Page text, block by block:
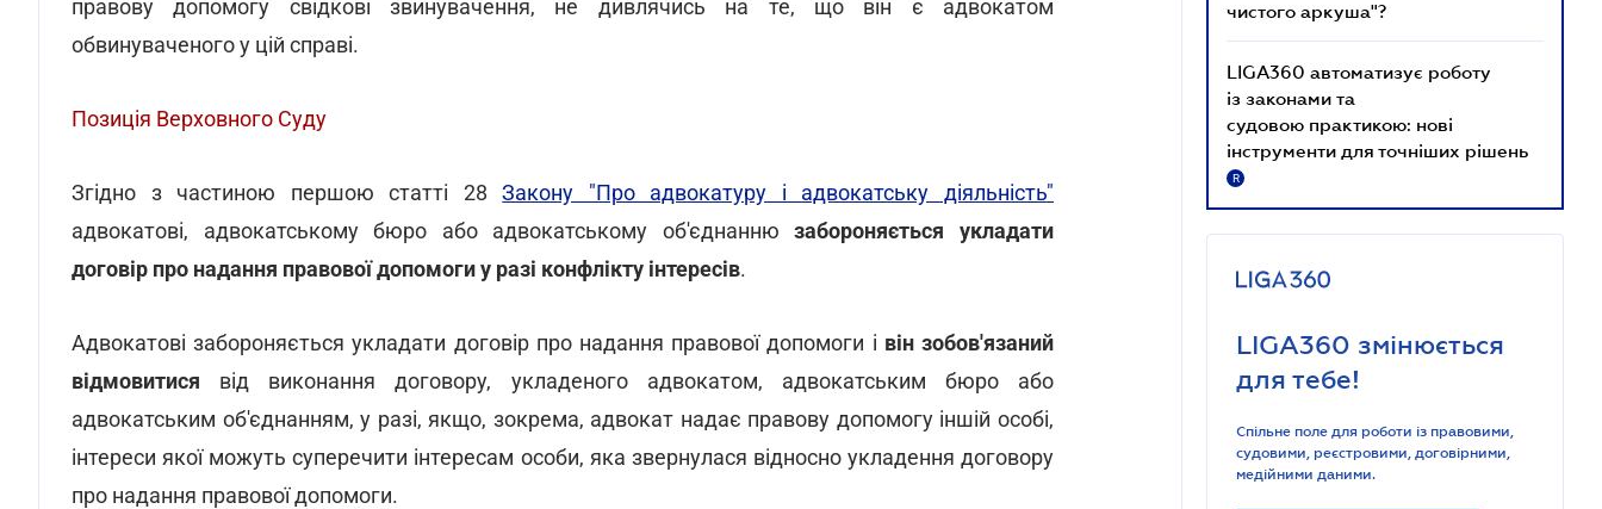
правову допомогу свідкові звинувачення, не дивлячись на те, що він є адвокатом
обвинуваченого у цій справі.
Позиція Верховного Суду
Згідно з частиною першою статті 28Закону "Про адвокатуру і адвокатську діяльність"
адвокатові, адвокатському бюро або адвокатському об'єднаннюзабороняється укладати
договір про надання правової допомоги у разі конфлікту інтересів.
Адвокатові забороняється укладати договір про надання правової допомоги і він зобов'язаний
відмовитися від виконання договору, укладеного адвокатом, адвокатським бюро або
адвокатським об'єднанням, у разі, якщо, зокрема, адвокат надає правову допомогу іншій особі,
інтереси якої можуть суперечити інтересам особи, яка звернулася відносно укладення договору
про надання правової допомоги.
чистого аркуша"?
LIGA360 автоматизує роботу
із законами та
судовою практикою: нові
інструменти для точніших рішень
R
LIGA360 змінюється
для тебе!
Спільне поле для роботи із правовими,
судовими, реєстровими, договірними,
медійними даними.